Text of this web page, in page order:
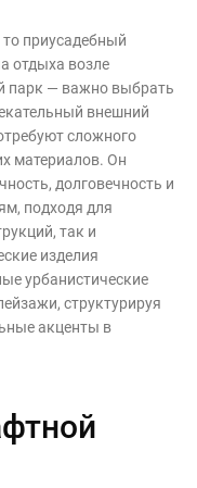
Модульные
Каркасные
Для зонирования
Интерьерные в
Двери
приусадебный
отдыха возле
парк — важно выбрать
внешний
сложного
материалов. Он
долговечность и
подходя для
так и
изделия
урбанистические
структурируя
акценты в